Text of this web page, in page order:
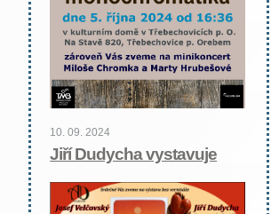
10. 09. 2024
Jiří Dudycha vystavuje